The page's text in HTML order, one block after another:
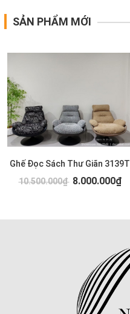
SẢN PHẨM MỚI
Ghế Đọc Sách Thư Giãn 3139T
10.500.000₫ 8.000.000₫